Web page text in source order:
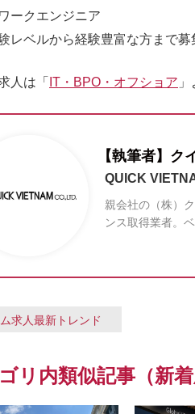
ークエンジニア
レベルから経験豊富な方まで募
人は「 IT・BPO・オフショア
【執筆者】ク
QUICK
親会社の（株）
ンス取得業者。
求人最新トレンド
リ内類似記事（新着